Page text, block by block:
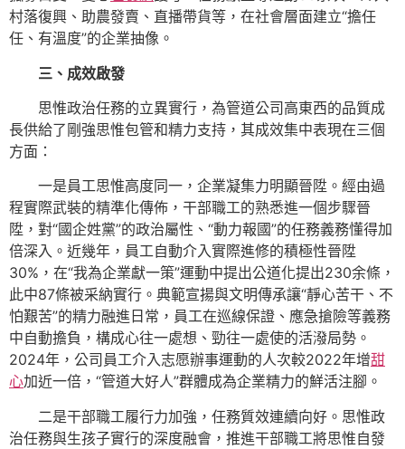
村落復興、助農發賣、直播帶貨等，在社會層面建立“擔任
任、有溫度”的企業抽像。
三、成效啟發
思惟政治任務的立異實行，為管道公司高東西的品質成
長供給了剛強思惟包管和精力支持，其成效集中表現在三個
方面：
一是員工思惟高度同一，企業凝集力明顯晉陞。經由過
程實際武裝的精準化傳佈，干部職工的熟悉進一個步驟晉
陞，對“國企姓黨”的政治屬性、“動力報國”的任務義務懂得加
倍深入。近幾年，員工自動介入實際進修的積極性晉陞
30%，在“我為企業獻一策”運動中提出公道化提出230余條，
此中87條被采納實行。典範宣揚與文明傳承讓“靜心苦干、不
怕艱苦”的精力融進日常，員工在巡線保證、應急搶險等義務
中自動擔負，構成心往一處想、勁往一處使的活潑局勢。
2024年，公司員工介入志愿辦事運動的人次較2022年增甜
心加近一倍，“管道大好人”群體成為企業精力的鮮活注腳。
二是干部職工履行力加強，任務質效連續向好。思惟政
治任務與生孩子實行的深度融會，推進干部職工將思惟自發